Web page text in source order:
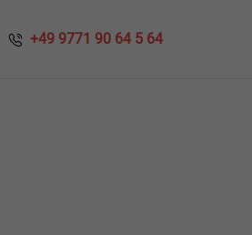
​​ +49 9771 90 64 5 64